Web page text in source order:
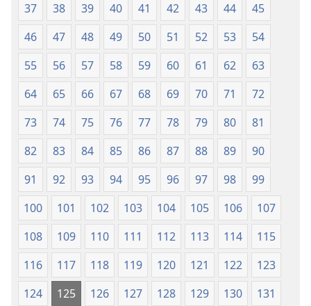
37
38 39 40 41 42 43 44
45
46
47 48 49 50 51 52 53
54
55
56 57 58 59 60 61 62
63
64
65 66 67 68 69 70 71
72
73
74 75 76 77 78 79 80
81
82
83 84 85 86 87 88 89
90
91
92 93 94 95 96 97 98
99
100
101 102 103 104 105 106
107
108
109 110 111 112 113 114
115
116
117 118 119 120 121 122
123
124
125 126 127 128 129 130
131